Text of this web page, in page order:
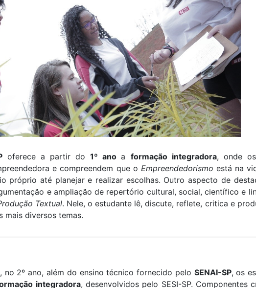
oferece a partir do1º anoa formação integradora, onde
e compreendem que o Empreendedorismo está na
próprio até planejar e realizar escolhas. Outro aspecto de
e ampliação de repertório cultural, social, científico e
Textual. Nele, o estudante lê, discute, reflete, critica e
mais diversos temas.
2º ano, além do ensino técnico fornecido pelo SENAI-SP, os
integradora, desenvolvidos pelo SESI-SP. Componentes